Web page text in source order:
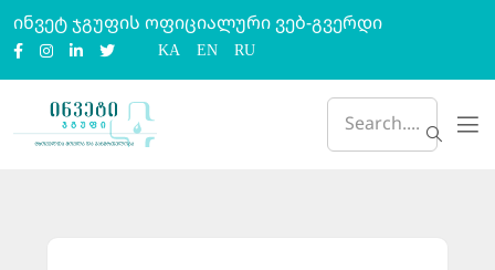
ინვეტ ჯგუფის ოფიციალური ვებ-გვერდი
KA EN RU